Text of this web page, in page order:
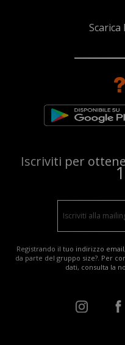
Iscriviti per
Registrando il tuo indirizzo
da parte del gruppo size?. Per
dati, consulta la